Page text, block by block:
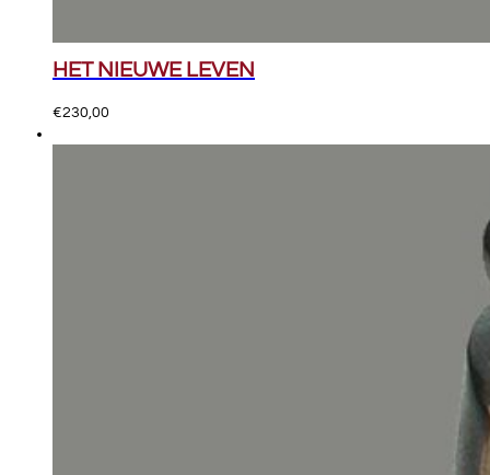
HET NIEUWE LEVEN
€230,00